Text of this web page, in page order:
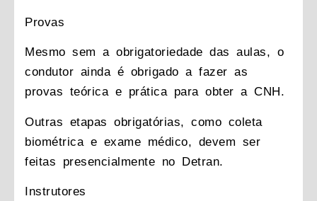
Provas
Mesmo sem a obrigatoriedade das aulas, o
condutor ainda é obrigado a fazer as
provas teórica e prática para obter a CNH.
Outras etapas obrigatórias, como coleta
biométrica e exame médico, devem ser
feitas presencialmente no Detran.
Instrutores